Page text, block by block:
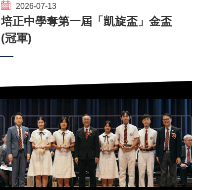
2026-07-13
培正中學奪第一屆「凱旋盃」金盃
(冠軍)